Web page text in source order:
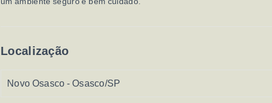
Localização
Novo Osasco - Osasco/SP